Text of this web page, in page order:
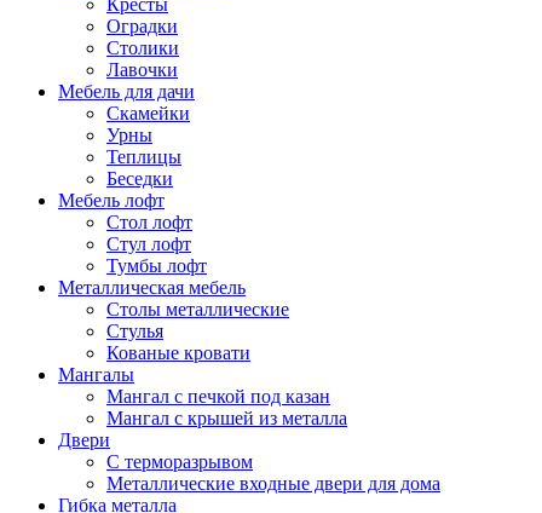
Оградки
Столики
Лавочки
Мебель для дачи
Скамейки
Урны
Теплицы
Беседки
Мебель лофт
Стол лофт
Стул лофт
Тумбы лофт
Металлическая мебель
Столы металлические
Стулья
Кованые кровати
Мангалы
Мангал с печкой под казан
Мангал с крышей из металла
Двери
C терморазрывом
Металлические входные двери для дома
Гибка металла